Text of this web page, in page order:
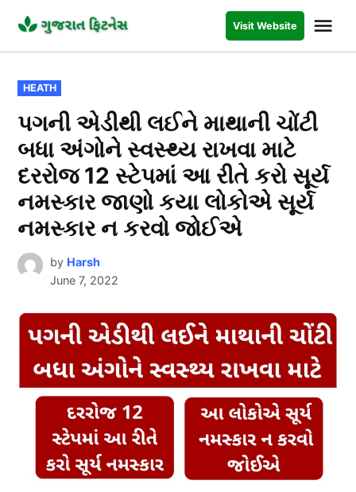
content
FITNESS
Visit Website
POSTED
IN
HEATH
પગની એડીથી લઈને માથાની ચોંટી
બધા અંગોને સ્વસ્થ્ય રાખવા માટે
દરરોજ 12 સ્ટેપમાં આ રીતે કરો સૂર્ય
નમસ્કાર જાણો કયા લોકોએ સૂર્ય
નમસ્કાર ન કરવો જોઈએ
by Harsh
June 7, 2022